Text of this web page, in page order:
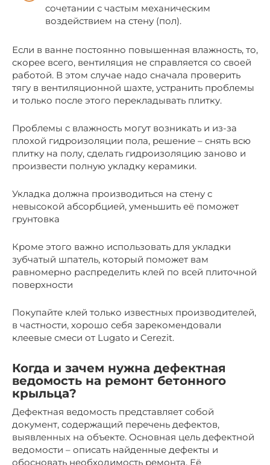
сочетании с частым механическим
воздействием на стену (пол).
Если в ванне постоянно повышенная влажность, то,
скорее всего, вентиляция не справляется со своей
работой. В этом случае надо сначала проверить
тягу в вентиляционной шахте, устранить проблемы
и только после этого перекладывать плитку.
Проблемы с влажность могут возникать и из-за
плохой гидроизоляции пола, решение – снять всю
плитку на полу, сделать гидроизоляцию заново и
произвести полную укладку керамики.
Укладка должна производиться на стену с
невысокой абсорбцией, уменьшить её поможет
грунтовка
Кроме этого важно использовать для укладки
зубчатый шпатель, который поможет вам
равномерно распределить клей по всей плиточной
поверхности
Покупайте клей только известных производителей,
в частности, хорошо себя зарекомендовали
клеевые смеси от Lugato и Cerezit.
Когда и зачем нужна дефектная
ведомость на ремонт бетонного
крыльца?
Дефектная ведомость представляет собой
документ, содержащий перечень дефектов,
выявленных на объекте. Основная цель дефектной
ведомости – описать найденные дефекты и
обосновать необходимость ремонта. Её